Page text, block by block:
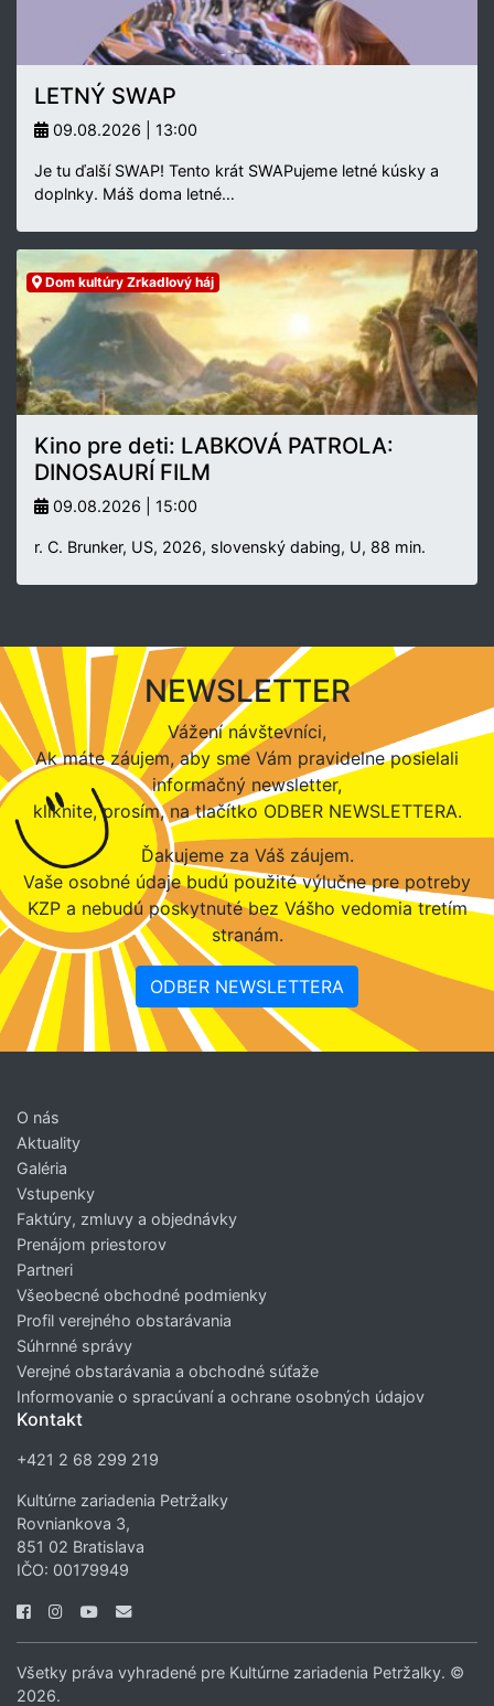
LETNÝ SWAP
09.08.2026 | 13:00
Je tu ďalší SWAP! Tento krát SWAPujeme letné kúsky a
doplnky. Máš doma letné…
Dom kultúry Zrkadlový háj
Kino pre deti: LABKOVÁ PATROLA:
DINOSAURÍ FILM
09.08.2026 | 15:00
r. C. Brunker, US, 2026, slovenský dabing, U, 88 min.
NEWSLETTER
Vážení návštevníci,
Ak máte záujem, aby sme Vám pravidelne posielali
informačný newsletter,
kliknite, prosím, na tlačítko ODBER NEWSLETTERA.
Ďakujeme za Váš záujem.
Vaše osobné údaje budú použité výlučne pre potreby
KZP a nebudú poskytnuté bez Vášho vedomia tretím
stranám.
ODBER NEWSLETTERA
O nás
Aktuality
Galéria
Vstupenky
Faktúry, zmluvy a objednávky
Prenájom priestorov
Partneri
Všeobecné obchodné podmienky
Profil verejného obstarávania
Súhrnné správy
Verejné obstarávania a obchodné súťaže
Informovanie o spracúvaní a ochrane osobných údajov
Kontakt
+421 2 68 299 219
Kultúrne zariadenia Petržalky
Rovniankova 3,
851 02 Bratislava
IČO: 00179949
Všetky práva vyhradené pre Kultúrne zariadenia Petržalky. ©
2026.